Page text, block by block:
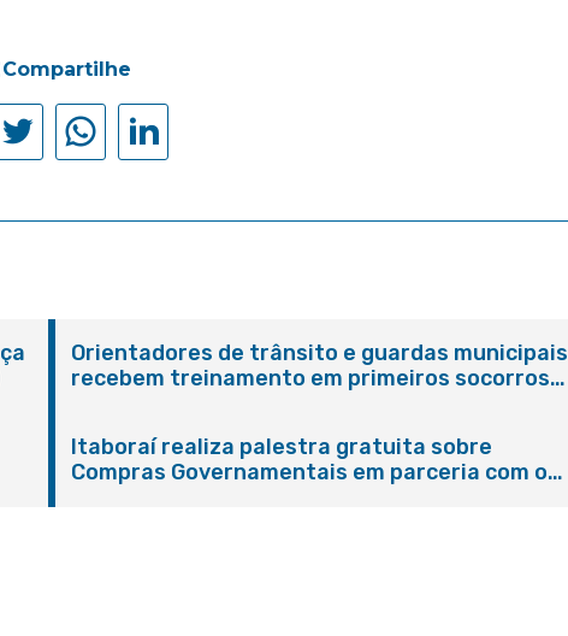
Compartilhe
Orientadores de trânsito e guardas municipais
recebem treinamento em primeiros socorros
Itaboraí realiza palestra gratuita sobre
Compras Governamentais em parceria com o